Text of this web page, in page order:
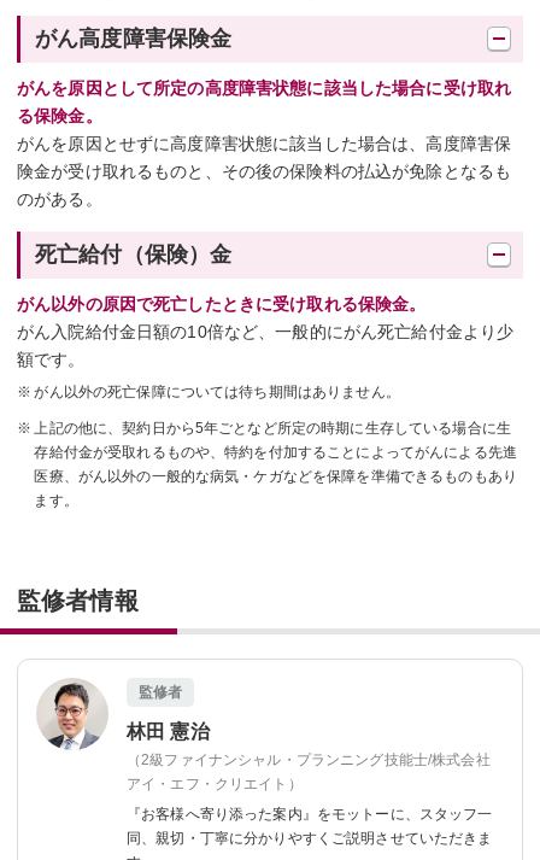
がん高度障害保険金
がんを原因として所定の高度障害状態に該当した場合に受け取れ
る保険金。
がんを原因とせずに高度障害状態に該当した場合は、高度障害保
険金が受け取れるものと、その後の保険料の払込が免除となるも
のがある。
死亡給付（保険）金
がん以外の原因で死亡したときに受け取れる保険金。
がん入院給付金日額の10倍など、一般的にがん死亡給付金より少
額です。
がん以外の死亡保障については待ち期間はありません。
上記の他に、契約日から5年ごとなど所定の時期に生存している場合に生
存給付金が受取れるものや、特約を付加することによってがんによる先進
医療、がん以外の一般的な病気・ケガなどを保障を準備できるものもあり
ます。
監修者情報
監修者
林田 憲治
（2級ファイナンシャル・プランニング技能士/株式会社
アイ・エフ・クリエイト）
『お客様へ寄り添った案内』をモットーに、 スタッフ一
同、親切・丁寧に分かりやすくご説明させていただきま